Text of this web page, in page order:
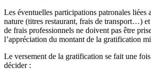
Les éventuelles participations patronales liées
nature (titres restaurant, frais de transport…)
de frais professionnels ne doivent pas être
l’appréciation du montant de la gratification
Le versement de la gratification se fait une
décider :